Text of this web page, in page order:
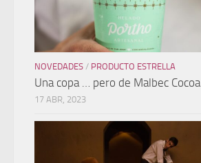
NOVEDADES / PRODUCTO ESTRELLA
Una copa … pero de Malbec Cocoa
17 ABR, 2023